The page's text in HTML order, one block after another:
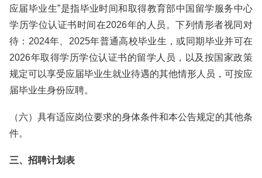
应届毕业生”是指毕业时间和取得教育部中国留学服务中心
学历学位认证书时间在2026年的人员。下列情形者视同对
待：2024年、2025年普通高校毕业生，或同期毕业并可在
2026年取得学历学位认证书的留学人员，以及按国家政策
规定可以享受应届毕业生就业待遇的其他情形人员，可按应
届毕业生身份应聘。
（六）具有适应岗位要求的身体条件和本公告规定的其他条
件。
三、招聘计划表